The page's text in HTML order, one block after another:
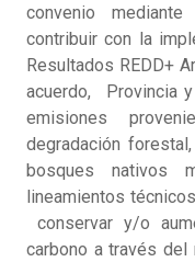
convenio
contribuir con la
Resultados REDD+
acuerdo, Provincia
emisiones
degradación
bosques nativos
lineamientos
conservar y/o
carbono a través